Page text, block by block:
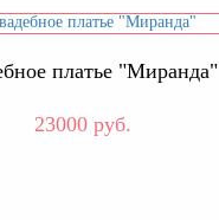
платье "Миранда"
23000 руб.